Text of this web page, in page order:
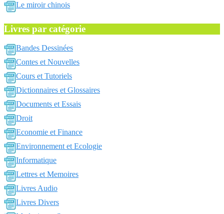
Le miroir chinois
Livres par catégorie
Bandes Dessinées
Contes et Nouvelles
Cours et Tutoriels
Dictionnaires et Glossaires
Documents et Essais
Droit
Economie et Finance
Environnement et Ecologie
Informatique
Lettres et Memoires
Livres Audio
Livres Divers